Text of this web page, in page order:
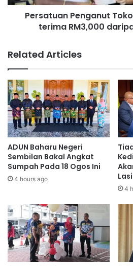
h
e
b
a
t
K
e
m
e
n
C
a
h
V
a
n
d
n
a
n
u
t
T
o
k
o
n
g
W
u
a
n
g
T
a
n
Persatuan Penganut
terima RM3,000
Related Articles
ADUN Baharu Negeri
Sembilan Bakal Angkat
Sumpah Pada 18 Ogos Ini
4 hours ago
4